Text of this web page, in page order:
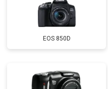
EOS 850D